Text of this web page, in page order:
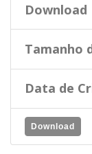
Download
Tamanho
Data de
Download